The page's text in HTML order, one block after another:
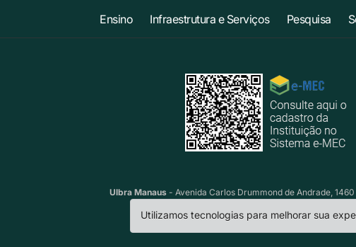
Ensino Infraestrutura e Serviços Pesquisa
Ulbra Manaus - Avenida Carlos Drummond de Andrade,
Utilizamos tecnologias para melhorar sua